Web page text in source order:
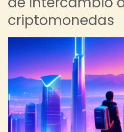
criptomonedas